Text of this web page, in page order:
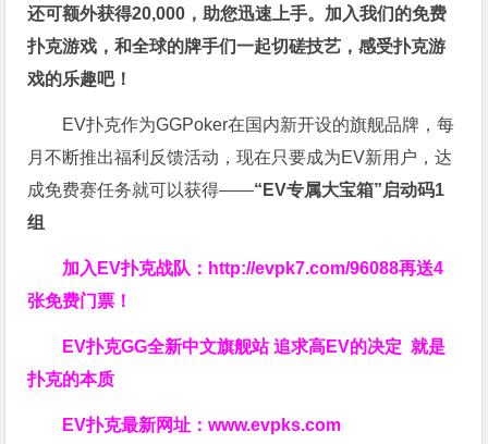
还可额外获得20,000，助您迅速上手。 加入我们的免费
扑克游戏，和全球的牌手们一起切磋技艺，感受扑克游
戏的乐趣吧！
EV扑克作为GGPoker在国内新开设的旗舰品牌，每
月不断推出福利反馈活动，现在只要成为EV新用户，达
成免费赛任务就可以获得——“EV专属大宝箱”启动码1
组
加入EV扑克战队： http://evpk7.com/96088再送4
张免费门票！
EV扑克GG全新中文旗舰站追求高EV的决定就是
扑克的本质
EV扑克最新网址：www.evpks.com